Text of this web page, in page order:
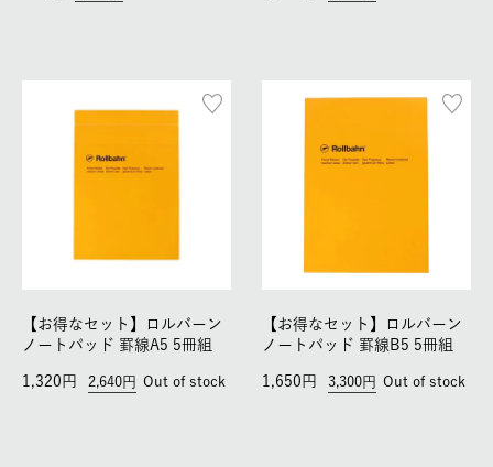
【お得なセット】ロルバーン
ノートパッド 罫線A5 5冊組
2,640
1,320 Out of stock
【お得なセット】ロルバーン
ノートパッド 罫線B5 5冊組
3,300
1,650 Out of stock